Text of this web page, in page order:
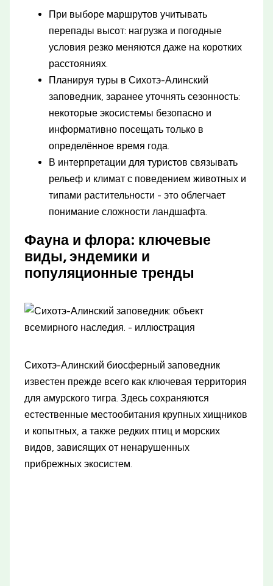
При выборе маршрутов учитывать
перепады высот: нагрузка и погодные
условия резко меняются даже на коротких
расстояниях.
Планируя туры в Сихотэ-Алинский
заповедник, заранее уточнять сезонность:
некоторые экосистемы безопасно и
информативно посещать только в
определённое время года.
В интерпретации для туристов связывать
рельеф и климат с поведением животных и
типами растительности - это облегчает
понимание сложности ландшафта.
Фауна и флора: ключевые
виды, эндемики и
популяционные тренды
Сихотэ-Алинский биосферный заповедник
известен прежде всего как ключевая территория
для амурского тигра. Здесь сохраняются
естественные местообитания крупных хищников
и копытных, а также редких птиц и морских
видов, зависящих от ненарушенных
прибрежных экосистем.